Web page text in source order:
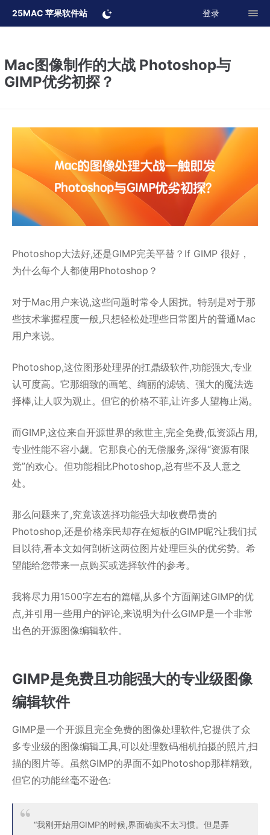
25MAC 苹果软件站 登录
Mac图像制作的大战 Photoshop与
GIMP优劣初探？
Photoshop大法好,还是GIMP完美平替？If GIMP 很好，
为什么每个人都使用Photoshop？
对于Mac用户来说,这些问题时常令人困扰。特别是对于那
些技术掌握程度一般,只想轻松处理些日常图片的普通Mac
用户来说。
Photoshop,这位图形处理界的扛鼎级软件,功能强大,专业
认可度高。它那细致的画笔、绚丽的滤镜、强大的魔法选
择棒,让人叹为观止。但它的价格不菲,让许多人望梅止渴。
而GIMP,这位来自开源世界的救世主,完全免费,低资源占用,
专业性能不容小觑。它那良心的无偿服务,深得“资源有限
党”的欢心。但功能相比Photoshop,总有些不及人意之
处。
那么问题来了,究竟该选择功能强大却收费昂贵的
Photoshop,还是价格亲民却存在短板的GIMP呢?让我们拭
目以待,看本文如何剖析这两位图片处理巨头的优劣势。希
望能给您带来一点购买或选择软件的参考。
我将尽力用1500字左右的篇幅,从多个方面阐述GIMP的优
点,并引用一些用户的评论,来说明为什么GIMP是一个非常
出色的开源图像编辑软件。
GIMP是免费且功能强大的专业级图像
编辑软件
GIMP是一个开源且完全免费的图像处理软件,它提供了众
多专业级的图像编辑工具,可以处理数码相机拍摄的照片,扫
描的图片等。虽然GIMP的界面不如Photoshop那样精致,
但它的功能丝毫不逊色:
“我刚开始用GIMP的时候,界面确实不太习惯。但是弄